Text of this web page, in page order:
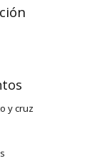
y cruz